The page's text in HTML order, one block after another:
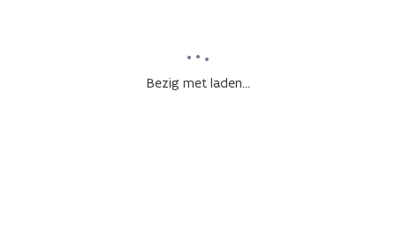
Bezig met laden...